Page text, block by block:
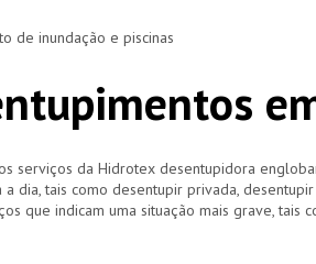
de inundação e piscinas
serviços da Hidrotex desentupidora
dia, tais como desentupir privada,
que indicam uma situação mais grave, tais